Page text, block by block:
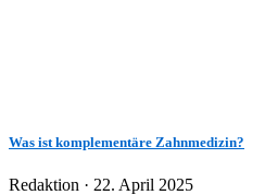
Was ist komplementäre Zahnmedizin?
Redaktion · Veröffentlicht
22. April 2025